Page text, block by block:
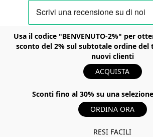
Usa il codice "BENVENUTO-2%" per
sconto del 2% sul subtotale ordine del
nuovi clienti
ACQUISTA
Sconti fino al 30% su una
ORDINA ORA
RESI FACILI